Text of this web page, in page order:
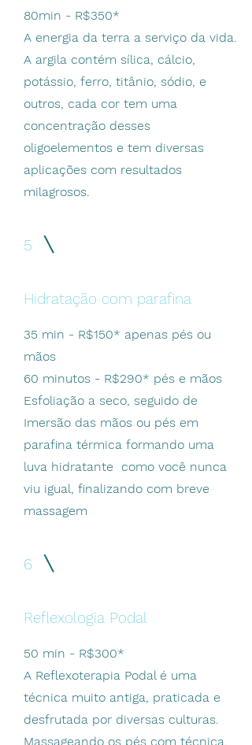
80min - R$350*
A energia da terra a serviço da vida.
A argila contém sílica, cálcio,
potássio, ferro, titânio, sódio, e
outros, cada cor tem uma
concentração desses
oligoelementos e tem diversas
aplicações com resultados
milagrosos.
5
Hidratação com parafina
35 min - R$150* apenas pés ou
mãos
60 minutos - R$290* pés e mãos
Esfoliação a seco, seguido de
Imersão das mãos ou pés em
parafina térmica formando uma
luva hidratante como você nunca
viu igual, finalizando com breve
massagem
6
Reflexologia Podal
50 min - R$300*
A Reflexoterapia Podal é uma
técnica muito antiga, praticada e
desfrutada por diversas culturas.
Massageando os pés com técnica,